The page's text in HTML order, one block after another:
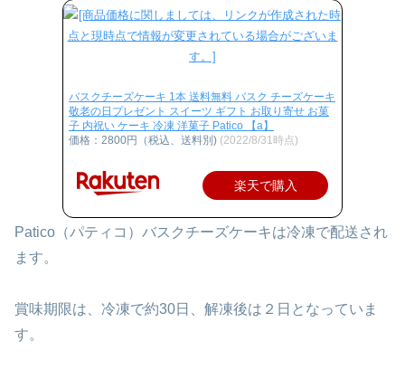
バスクチーズケーキ 1本 送料無料 バスク チーズケーキ
敬老の日プレゼント スイーツ ギフト お取り寄せ お菓
子 内祝い ケーキ 冷凍 洋菓子 Patico 【a】
価格：2800円（税込、送料別) (2022/8/31時点)
楽天で購入
Patico（パティコ）バスクチーズケーキは冷凍で配送され
ます。
賞味期限は、冷凍で約30日、解凍後は２日となっていま
す。